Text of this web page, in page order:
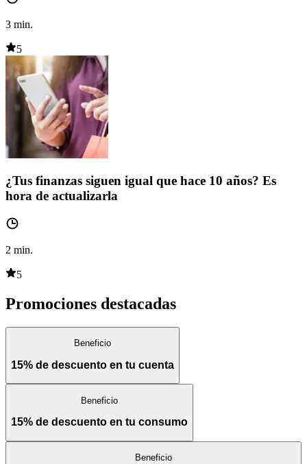
3 min.
5
¿Tus finanzas siguen igual que hace 10 años? Es
hora de actualizarla
2 min.
5
Promociones destacadas
Beneficio
15% de descuento en tu cuenta
Beneficio
15% de descuento en tu consumo
Beneficio